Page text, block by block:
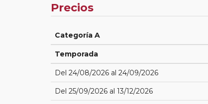
Precios
Categoría A
Temporada
Del 24/08/2026 al 24/09/2026
Del 25/09/2026 al 13/12/2026